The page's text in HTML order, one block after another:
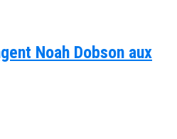
Noah Dobson aux